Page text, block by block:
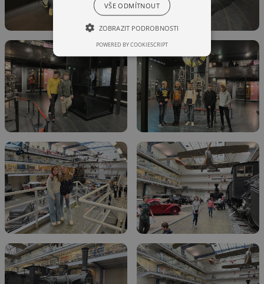
VŠE ODMÍTNOUT
ZOBRAZIT PODROBNOSTI
POWERED BY COOKIESCRIPT